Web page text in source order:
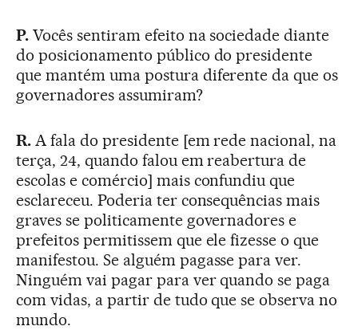
P.Vocês sentiram efeito na sociedade diante
do posicionamento público do presidente
que mantém uma postura diferente da que os
governadores assumiram?
R.A fala do presidente [em rede nacional, na
terça, 24, quando falou em reabertura de
escolas e comércio] mais confundiu que
esclareceu. Poderia ter consequências mais
graves se politicamente governadores e
prefeitos permitissem que ele fizesse o que
manifestou. Se alguém pagasse para ver.
Ninguém vai pagar para ver quando se paga
com vidas, a partir de tudo que se observa no
mundo.